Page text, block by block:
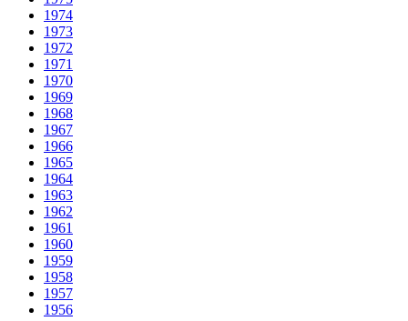
1974
1973
1972
1971
1970
1969
1968
1967
1966
1965
1964
1963
1962
1961
1960
1959
1958
1957
1956